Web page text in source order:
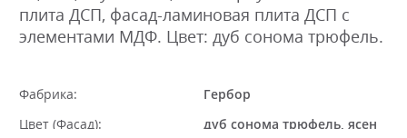
плита ДСП, фасад-ламиновая плита ДСП с
элементами МДФ. Цвет: дуб сонома трюфель.
Фабрика:
Гербор
Цвет (Фасад):
дуб сонома трюфель, ясен